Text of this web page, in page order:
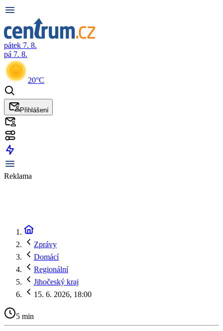
pátek 7. 8.
pá 7. 8.
20°C
Přihlášení
Reklama
Zprávy
Domácí
Regionální
Jihočeský kraj
15. 6. 2026, 18:00
5 min